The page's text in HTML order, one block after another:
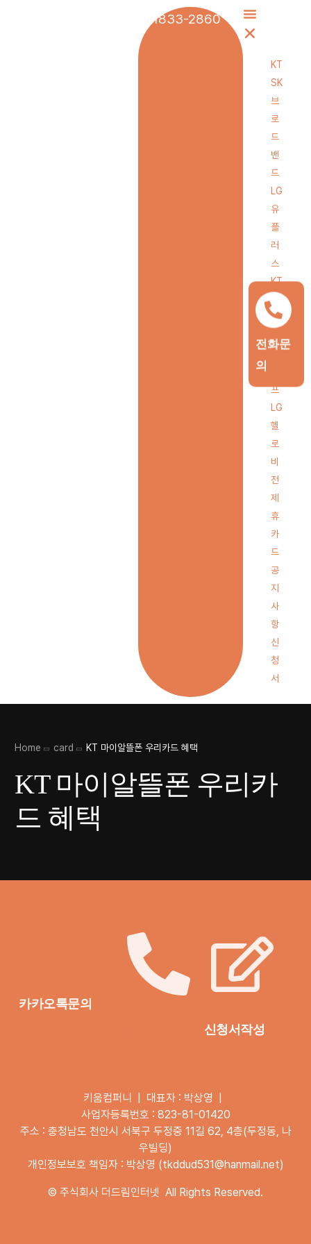
1833-2860
KT
SK
브
로
드
밴
드
LG
유
플
러
스
KT
카
라
프
LG
헬
로
비
전
제
휴
카
드
공
지
사
항
신
청
서
Home card KT 마이알뜰폰 우리카드 혜택
KT 마이알뜰폰 우리카
드 혜택
키움컴퍼니 | 대표자 : 박상영 |
사업자등록번호 : 823-81-01420
주소 : 충청남도 천안시 서북구 두정중 11길 62, 4층(두정동, 나
우빌딩)
개인정보보호 책임자 : 박상영 (tkddud531@hanmail.net)
© 주식회사 더드림인터넷 All Rights Reserved.
카카오톡문의
신청서작성
전화문
의